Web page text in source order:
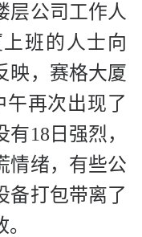
层公司工作人
班的人士向
映，赛格大厦
午再次出现了
18日强烈，
情绪，有些公
备打包带离了